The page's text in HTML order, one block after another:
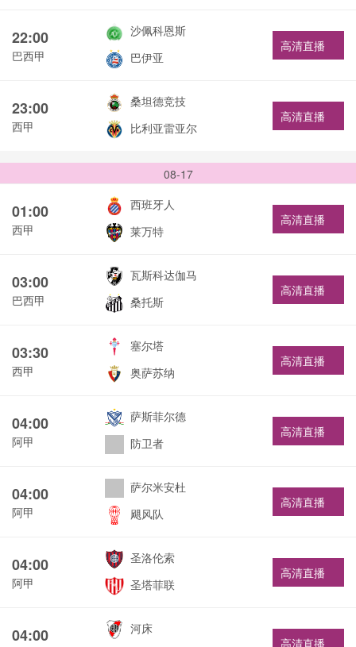
22:00
巴西甲
沙佩科恩斯
巴伊亚
高清直播
23:00
西甲
桑坦德竞技
比利亚雷亚尔
高清直播
08-17
01:00
西甲
西班牙人
莱万特
高清直播
03:00
巴西甲
瓦斯科达伽马
桑托斯
高清直播
03:30
西甲
塞尔塔
奥萨苏纳
高清直播
04:00
阿甲
萨斯菲尔德
防卫者
高清直播
04:00
阿甲
萨尔米安杜
飓风队
高清直播
04:00
阿甲
圣洛伦索
圣塔菲联
高清直播
04:00
河床
高清直播